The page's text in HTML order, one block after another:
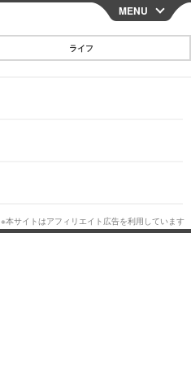
CLOSE
MENU
ライフ